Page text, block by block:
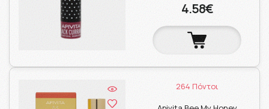
4.58€
264 Πόντοι